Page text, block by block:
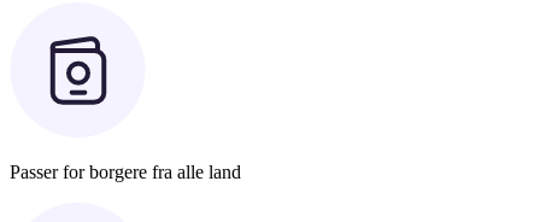
Passer for borgere fra alle land